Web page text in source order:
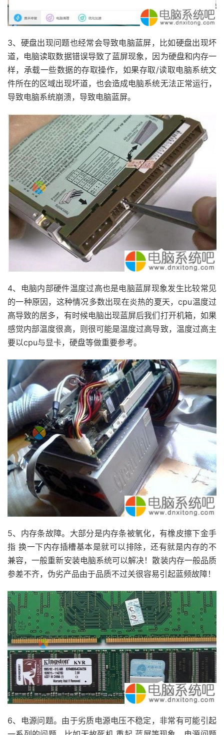
3、硬盘出现问题也经常会导致电脑蓝屏，比如硬盘出现坏
道，电脑读取数据错误导致了蓝屏现象，因为硬盘和内存一
样，承载一些数据的存取操作，如果存取/读取电脑系统文
件所在的区域出现坏道，也会造成电脑系统无法正常运行，
导致电脑系统崩溃，导致电脑蓝屏。
4、电脑内部硬件温度过高也是电脑蓝屏现象发生比较常见
的一种原因，这种情况多数出现在炎热的夏天，cpu温度过
高导致的居多，有时候电脑出现蓝屏后我们打开机箱，如果
感觉内部温度很高，则很可能是温度过高导致，温度过高主
要以cpu与显卡，硬盘等做重要参考。
5、内存条故障。大部分是内存条被氧化，有橡皮擦下金手
指 换一下内存插槽基本是就可以排除，还有就是内存的不
兼容，一般重新安装电脑系统可以解决！散装内存一般品质
参差不齐，伪劣产品由于品质不过关很容易引起蓝频故障！
6、电源问题。由于劣质电源电压不稳定，非常有可能引起